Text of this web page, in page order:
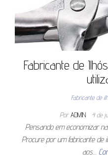
Fabricante de
Fabricante de
Por ADMIN 4 de
Pensando em economizar
Procure por um fabricante de
aos…